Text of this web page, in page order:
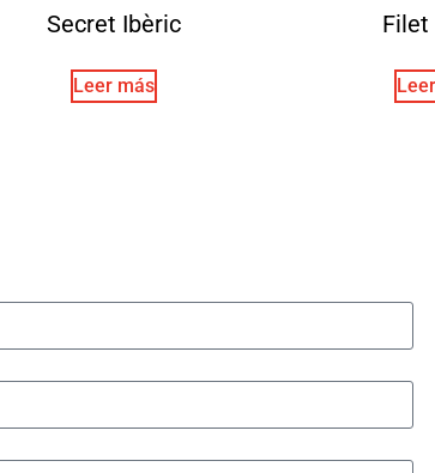
Secret Ibèric
Leer más
Filet